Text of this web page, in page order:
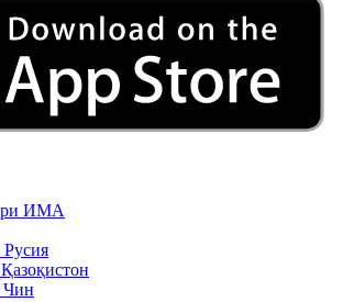
ИМА